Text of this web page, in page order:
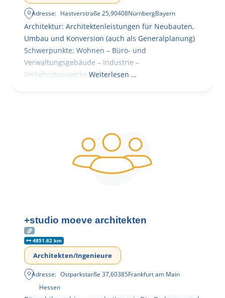
Adresse: Hastverstraße 25,90408NürnbergBayern
Architektur: Architektenleistungen für Neubauten,
Umbau und Konversion (auch als Generalplanung)
Schwerpunkte: Wohnen – Büro- und
Verwaltungsgebäude – Industrie –
Verkehrsbauwerke. Weiterlesen …
+studio moeve architekten
4851.62 km
Architekten/Ingenieure
Adresse: Ostparkstarße 37,60385Frankfurt am Main
Hessen